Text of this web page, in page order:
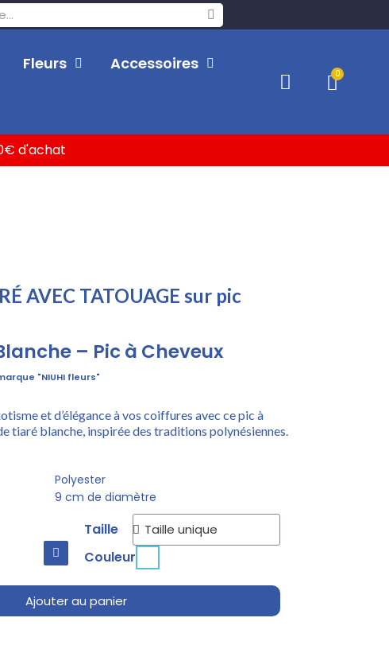
Fleurs
Accessoires
d'achat
AVEC TATOUAGE sur pic
– Pic à Cheveux
"NIUHI fleurs"
et d’élégance à vos coiffures avec ce pic à
tiaré blanche, inspirée des traditions polynésiennes.
Polyester
9 cm de diamètre
Taille
Couleur
Ajouter au panier